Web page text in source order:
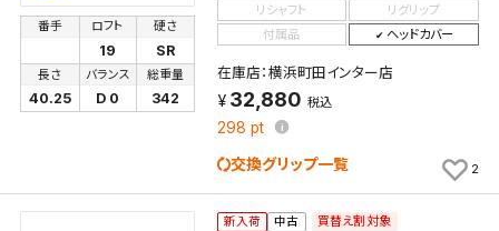
番手 ロフト
19
硬さ
SR
長さ
40.25
バランス
D 0
総重量
342
リシャフト
リグリップ
付属品
ヘッドカバー
在庫店：横浜町田インター店
32,880 税込
298 pt
交換グリップ一覧 2
新入荷 中古 買替え割対象
新着通知
新着通知を「する」にすると、この条件に一致する商品
「お知らせ」で通知します。
検索条件を保存
検索条件を保存しました。
これまで保存した検索条件は、マイページの「保存検
索条件一覧」で確認できます。